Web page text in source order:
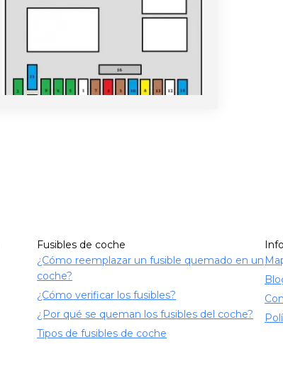
Fusibles de coche
¿Cómo reemplazar un fusible quemado en un
coche?
¿Cómo verificar los fusibles?
¿Por qué se queman los fusibles del coche?
Tipos de fusibles de coche